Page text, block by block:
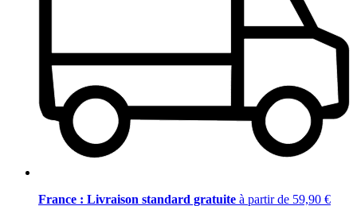
France : Livraison standard gratuite à partir de 59,90 €